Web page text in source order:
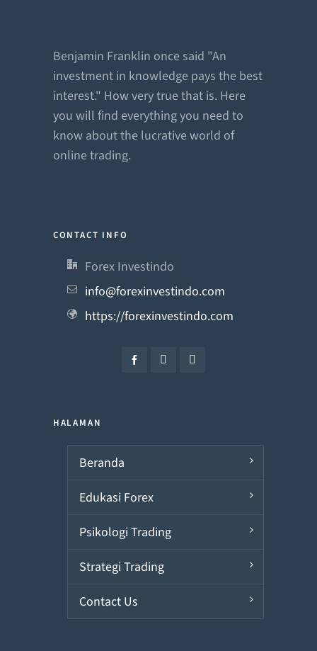
Benjamin Franklin once said "An
investment in knowledge pays the best
interest." How very true that is. Here
you will find everything you need to
know about the lucrative world of
online trading.
CONTACT INFO
Forex Investindo
info@forexinvestindo.com
https://forexinvestindo.com
HALAMAN
Beranda
Edukasi Forex
Psikologi Trading
Strategi Trading
Contact Us